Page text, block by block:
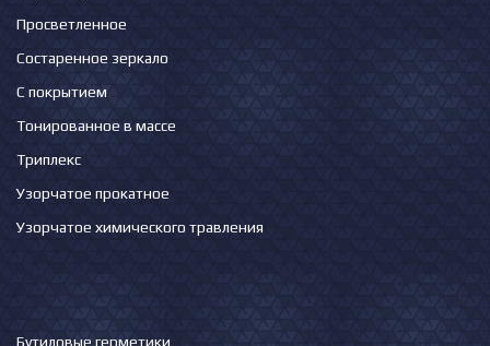
Просветленное
Состаренное зеркало
С покрытием
Тонированное в массе
Триплекс
Узорчатое прокатное
Узорчатое химического травления
Бутиловые герметики